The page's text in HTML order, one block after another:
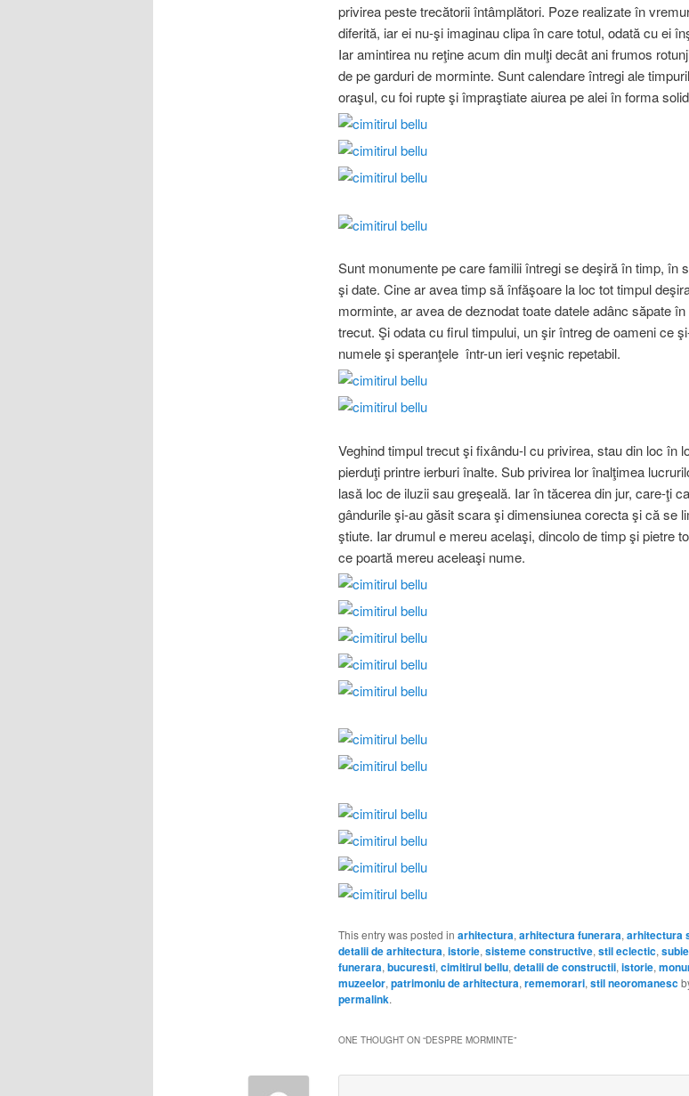
privirea peste trecătorii întâmplători. Poze realizate în
diferită, iar ei nu-şi imaginau clipa în care totul, odată cu ei
Iar amintirea nu reţine acum din mulţi decât ani frumos
de pe garduri de morminte. Sunt calendare întregi ale
oraşul, cu foi rupte şi împraştiate aiurea pe alei în forma
Sunt monumente pe care familii întregi se deşiră în timp, în
şi date. Cine ar avea timp să înfăşoare la loc tot timpul
morminte, ar avea de deznodat toate datele adânc săpate
trecut. Şi odata cu firul timpului, un şir întreg de oameni ce
numele şi speranţele într-un ieri veşnic repetabil.
Veghind timpul trecut şi fixându-l cu privirea, stau din loc în
pierduţi printre ierburi înalte. Sub privirea lor înalţimea
lasă loc de iluzii sau greşeală. Iar în tăcerea din jur, care-ţi
gândurile şi-au găsit scara şi dimensiunea corecta şi că se
ştiute. Iar drumul e mereu acelaşi, dincolo de timp şi pietre
ce poartă mereu aceleaşi nume.
This entry was posted in arhitectura, arhitectura funerara, arhitectura
detalii de arhitectura, istorie, sisteme constructive, stil eclectic,
funerara, bucuresti, cimitirul bellu, detalii de constructii, istorie,
muzeelor, patrimoniu de arhitectura, rememorari, stil neoromanesc
permalink.
ONE THOUGHT ON “DESPRE MORMINTE”